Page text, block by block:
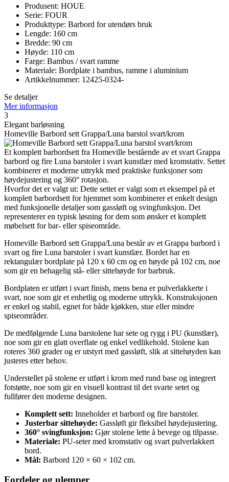
Produsent: HOUE
Serie: FOUR
Produkttype: Barbord for utendørs bruk
Lengde: 160 cm
Bredde: 90 cm
Høyde: 110 cm
Farge: Bambus / svart ramme
Materiale: Bordplate i bambus, ramme i aluminium
Artikkelnummer: 12425-0324-
Se detaljer
Mer informasjon
3
Elegant barløsning
Homeville Barbord sett Grappa/Luna barstol svart/krom
Et komplett barbordsett fra Homeville bestående av et svart Grappa
barbord og fire Luna barstoler i svart kunstlær med kromstativ. Settet
kombinerer et moderne uttrykk med praktiske funksjoner som
høydejustering og 360° rotasjon.
Hvorfor det er valgt ut: Dette settet er valgt som et eksempel på et
komplett barbordsett for hjemmet som kombinerer et enkelt design
med funksjonelle detaljer som gassløft og svingfunksjon. Det
representerer en typisk løsning for dem som ønsker et komplett
møbelsett for bar- eller spiseområde.
Homeville Barbord sett Grappa/Luna består av et Grappa barbord i
svart og fire Luna barstoler i svart kunstlær. Bordet har en
rektangulær bordplate på 120 x 60 cm og en høyde på 102 cm, noe
som gir en behagelig stå- eller sittehøyde for barbruk.
Bordplaten er utført i svart finish, mens bena er pulverlakkerte i
svart, noe som gir et enhetlig og moderne uttrykk. Konstruksjonen
er enkel og stabil, egnet for både kjøkken, stue eller mindre
spiseområder.
De medfølgende Luna barstolene har sete og rygg i PU (kunstlær),
noe som gir en glatt overflate og enkel vedlikehold. Stolene kan
roteres 360 grader og er utstyrt med gassløft, slik at sittehøyden kan
justeres etter behov.
Understellet på stolene er utført i krom med rund base og integrert
fotstøtte, noe som gir en visuell kontrast til det svarte setet og
fullfører den moderne designen.
Komplett sett: Inneholder et barbord og fire barstoler.
Justerbar sittehøyde: Gassløft gir fleksibel høydejustering.
360° svingfunksjon: Gjør stolene lette å bevege og tilpasse.
Materiale: PU-seter med kromstativ og svart pulverlakkert
bord.
Mål: Barbord 120 × 60 × 102 cm.
Fordeler og ulemper